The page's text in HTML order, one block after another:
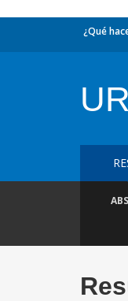
¿Qué